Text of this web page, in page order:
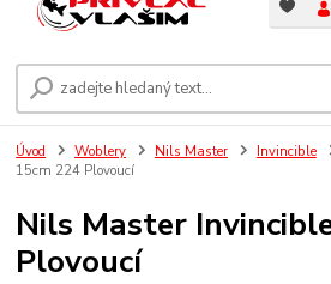
Úvod Woblery Nils Master Invincible
15cm 224 Plovoucí
Nils Master
Plovoucí